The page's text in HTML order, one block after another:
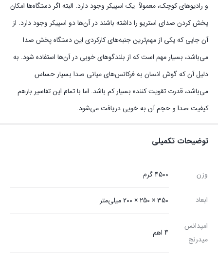
و رادیو‌های کوچک، معمولاً یک اسپیکر وجود دارد. البته اگر دستگاه‌ها امکان
پخش کردن صدای استریو را داشته باشند در آن‌ها دو اسپیکر وجود دارد. از
آن جایی که یکی از مهم‌ترین جنبه‌های کارکردی این دستگاه پخش صدا
می‌باشد، بسیار مهم است که از بلندگوهای خوبی در آن‌ها استفاده شود. به
دلیل آن که گوش انسان به فرکانس‌های میانی صدا بسیار حساس
می‌باشد، قدرت تقویت کننده بسیار کم باشد. اما با تمام این تفاسیر بازهم
کیفیت صدا و حجم آن به خوبی دریافت می‌شود.
توضیحات تکمیلی
وزن 4500 گرم
ابعاد 350 × 250 × 200 میلی‌متر
امپدانس
میدرنج
4 اهم